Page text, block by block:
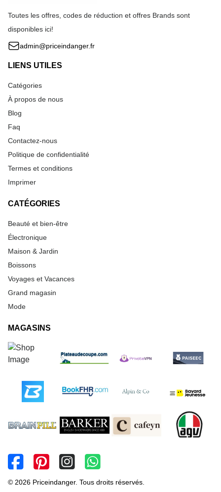
Toutes les offres, codes de réduction et offres Brands sont
disponibles ici!
admin@priceindanger.fr
LIENS UTILES
Catégories
À propos de nous
Blog
Faq
Contactez-nous
Politique de confidentialité
Termes et conditions
Imprimer
CATÉGORIES
Beauté et bien-être
Électronique
Maison & Jardin
Boissons
Voyages et Vacances
Grand magasin
Mode
MAGASINS
© 2026 Priceindanger. Tous droits réservés.